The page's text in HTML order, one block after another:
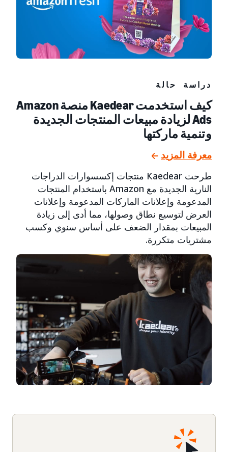
دراسة حالة
كيف استخدمت Kaedear منصة ‏Amazon
Ads لزيادة مبيعات المنتجات الجديدة
وتنمية ماركتها
معرفة المزيد
طرحت Kaedear منتجات إكسسوارات الدراجات
النارية الجديدة مع Amazon باستخدام المنتجات
المدعومة وإعلانات الماركات المدعومة وإعلانات
العرض لتوسيع نطاق وصولها، مما أدى إلى زيادة
المبيعات بمقدار الضعف على أساس سنوي وكسب
مشتريات متكررة.